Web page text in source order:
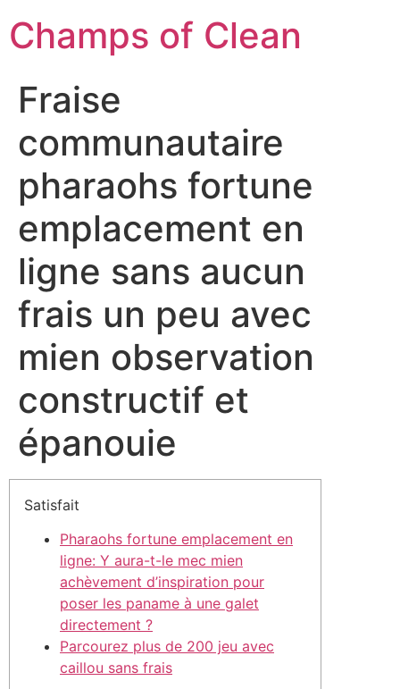
Champs of Clean
Fraise
communautaire
pharaohs fortune
emplacement en
ligne sans aucun
frais un peu avec
mien observation
constructif et
épanouie
Satisfait
Pharaohs fortune emplacement en
ligne: Y aura-t-le mec mien
achèvement d’inspiration pour
poser les paname à une galet
directement ?
Parcourez plus de 200 jeu avec
caillou sans frais